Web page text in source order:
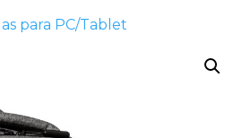
para PC/Tablet